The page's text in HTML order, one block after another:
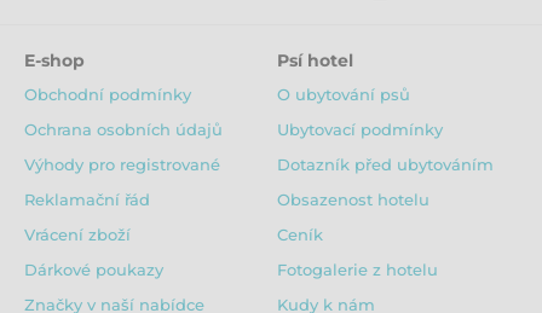
E-shop
Obchodní podmínky
Ochrana osobních údajů
Výhody pro registrované
Reklamační řád
Vrácení zboží
Dárkové poukazy
Značky v naší nabídce
Psí hotel
O ubytování psů
Ubytovací podmínky
Dotazník před ubytováním
Obsazenost hotelu
Ceník
Fotogalerie z hotelu
Kudy k nám